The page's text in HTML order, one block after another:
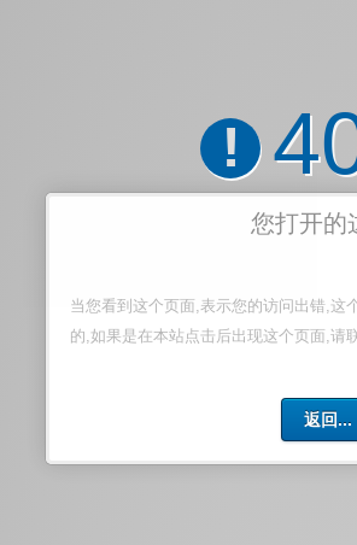
!
您打开的
当您看到这个页面,表示您的访问出错,这
的,如果是在本站点击后出现这个页面,请
返回...